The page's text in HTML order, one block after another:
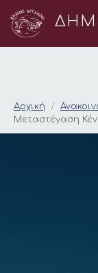
Αρχική
Μεταστέγαση